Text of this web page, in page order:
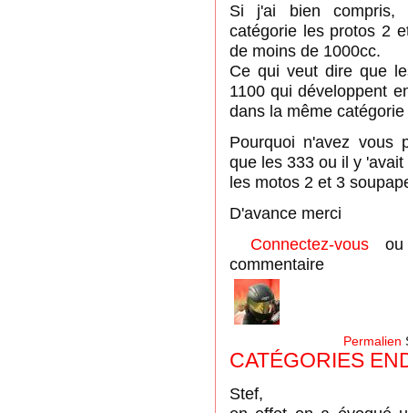
Si j'ai bien compris,
catégorie les protos 2
de moins de 1000cc.
Ce qui veut dire que
1100 qui développent
dans la même
Pourquoi n'avez vous
que les 333 ou il y
les motos 2 et 3
D'avance merci
Connectez-vous
commentaire
Permalien
CATÉGORIES
Stef,